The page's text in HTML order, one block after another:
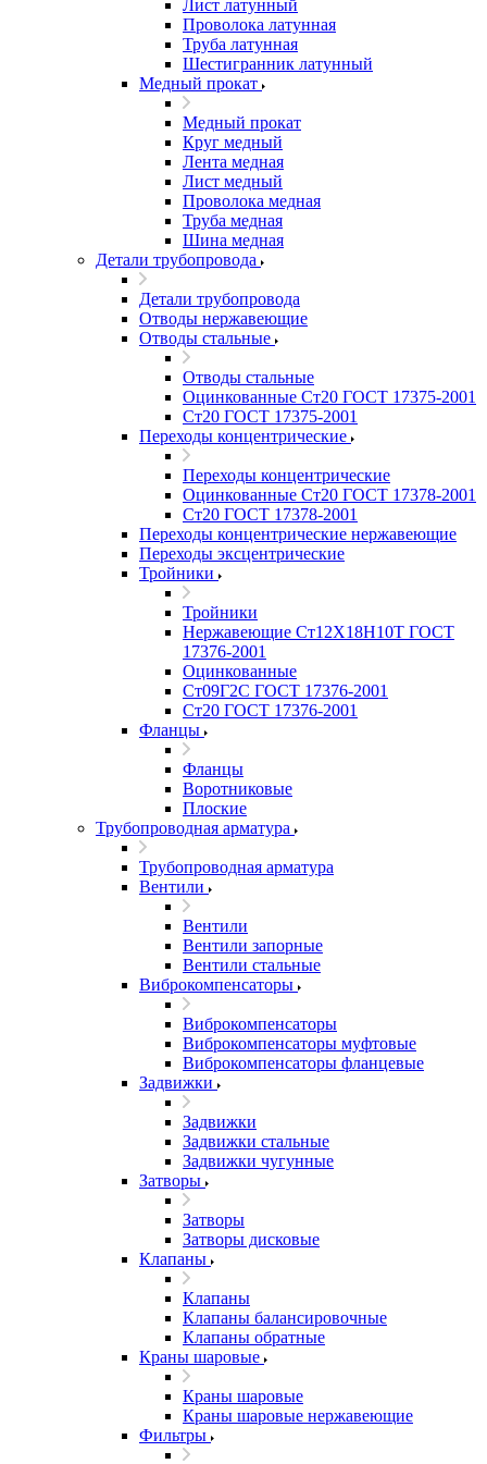
Лист латунный
Проволока латунная
Труба латунная
Шестигранник латунный
Медный прокат
Медный прокат
Круг медный
Лента медная
Лист медный
Проволока медная
Труба медная
Шина медная
Детали трубопровода
Детали трубопровода
Отводы нержавеющие
Отводы стальные
Отводы стальные
Оцинкованные Ст20 ГОСТ 17375-2001
Ст20 ГОСТ 17375-2001
Переходы концентрические
Переходы концентрические
Оцинкованные Ст20 ГОСТ 17378-2001
Ст20 ГОСТ 17378-2001
Переходы концентрические нержавеющие
Переходы эксцентрические
Тройники
Тройники
Нержавеющие Ст12Х18Н10Т ГОСТ
17376-2001
Оцинкованные
Ст09Г2С ГОСТ 17376-2001
Ст20 ГОСТ 17376-2001
Фланцы
Фланцы
Воротниковые
Плоские
Трубопроводная арматура
Трубопроводная арматура
Вентили
Вентили
Вентили запорные
Вентили стальные
Виброкомпенсаторы
Виброкомпенсаторы
Виброкомпенсаторы муфтовые
Виброкомпенсаторы фланцевые
Задвижки
Задвижки
Задвижки стальные
Задвижки чугунные
Затворы
Затворы
Затворы дисковые
Клапаны
Клапаны
Клапаны балансировочные
Клапаны обратные
Краны шаровые
Краны шаровые
Краны шаровые нержавеющие
Фильтры